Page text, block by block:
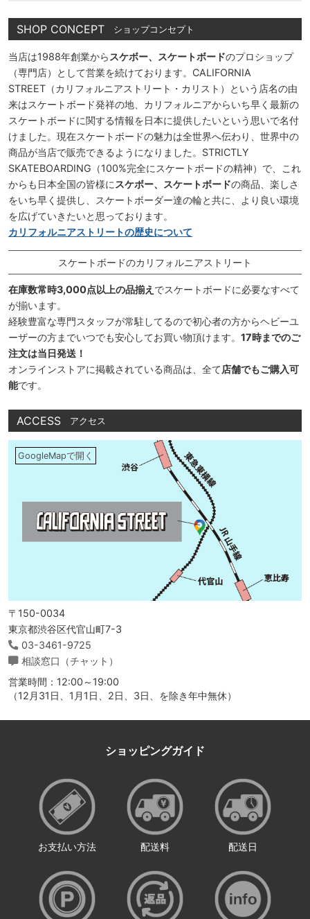
SHOP CONCEPT ショップコンセプト
当店は1988年創業から スケボー、スケートボードのプロショップ
（専門店）として営業を続けております。CALIFORNIA
STREET（カリフォルニアストリート・カリスト）という店名の由
来はスケートボード発祥の地、カリフォルニアからいち早く最新の
スケートボードに関する情報を日本に提供したいという思いで名付
けました。現在スケートボードの魅力は全世界へ伝わり、世界中の
商品が当店で販売できるようになりました。STRICTLY
SKATEBOARDING（100%完全にスケートボードの精神）で、これ
からも日本全国の皆様に スケボー、スケートボードの商品、楽しさ
をいち早く提供し、スケートボーダー達の輪と共に、より良い環境
を広げていきたいと思っております。
カリフォルニアストリートの歴史について
スケートボードのカリフォルニアストリート
在庫数常時3,000点以上の品揃え でスケートボードに必要なすべて
が揃います。
経験豊富な専門スタッフが常駐してるので初心者の方からヘビーユ
ーザーの方までいつでも安心してお買い物頂けます。 17時までのご
注文は当日発送！
オンラインストアに掲載されている商品は、全て店舗でもご購入可
能です。
ACCESS アクセス
GoogleMapで開く
〒150-0034
東京都渋谷区代官山町7-3
03-3461-9725
相談窓口（チャット）
営業時間：12:00～19:00
（12月31日、1月1日、2日、3日、を除き年中無休）
ショッピングガイド
お支払い方法 配送料 配送日